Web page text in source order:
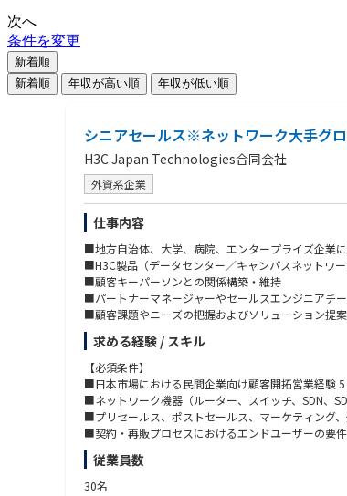
次へ
条件を変更
新着順
新着順
年収が高い順 年収が低い順
シニアセールス※ネットワーク大手グ
H3C Japan Technologies合同会社
外資系企業
仕事内容
■地方自治体、大学、病院、エンタープライズ企業
■H3C製品（データセンター／キャンパスネットワ
■顧客キーパーソンとの関係構築・維持
■パートナーマネージャーやセールスエンジニアチ
■顧客課題やニーズの把握およびソリューション提案
■担当地域・指名アカウントに基づくマーケティング
求める経験 / スキル
【必須条件】
■日本市場における民間企業向け顧客開拓営業経験
■ネットワーク機器（ルーター、スイッチ、SDN、
■プリセールス、ポストセールス、マーケティング
■契約・再販プロセスにおけるエンドユーザーの要
【歓迎条件】
■社内外のあらゆるレベルの関係者と円滑な関係を
従業員数
30名